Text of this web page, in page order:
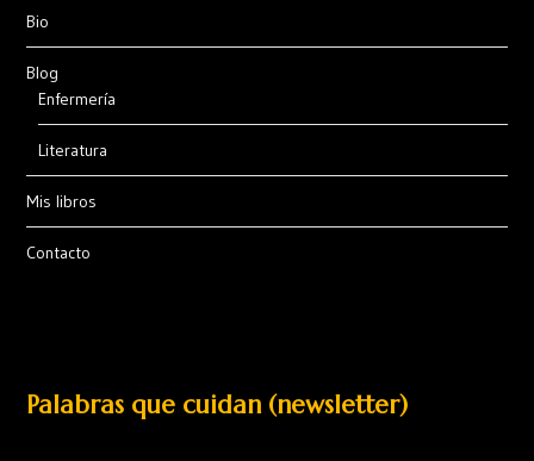
Bio
Blog
Enfermería
Literatura
Mis libros
Contacto
Palabras que cuidan (newsletter)